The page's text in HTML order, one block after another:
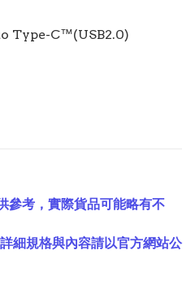
參考，實際貨品可能略有不
細規格與內容請以官方網站公